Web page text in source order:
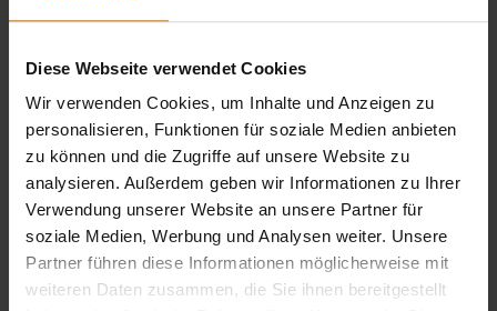
Diese Webseite verwendet Cookies
Wir verwenden Cookies, um Inhalte und Anzeigen zu
personalisieren, Funktionen für soziale Medien anbieten
zu können und die Zugriffe auf unsere Website zu
analysieren. Außerdem geben wir Informationen zu Ihrer
Verwendung unserer Website an unsere Partner für
soziale Medien, Werbung und Analysen weiter. Unsere
Partner führen diese Informationen möglicherweise mit
weiteren Daten zusammen, die Sie ihnen bereitgestellt